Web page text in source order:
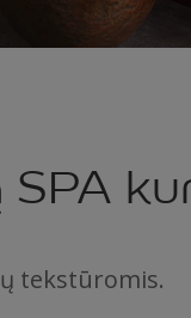
tekstūromis.